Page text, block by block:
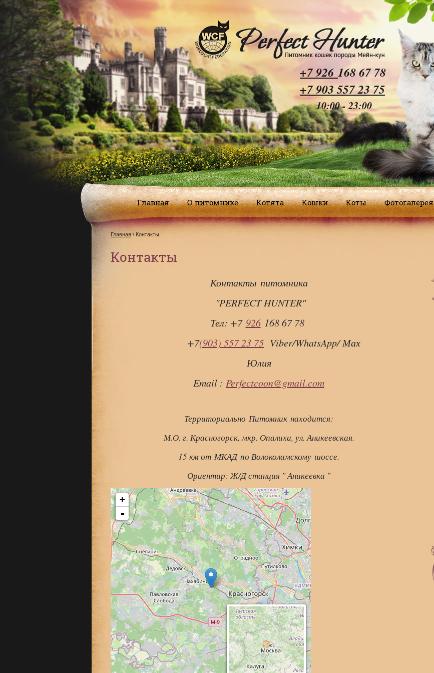
+7 926 168 67 78
+7 903 557 23 75
10:00 - 23:00
Главная О питомнике Котята Кошки Коты Фотогалерея
Главная \ Контакты
Контакты
Контакты питомника
"PERFECT HUNTER"
Тел: +7 926168 67 78
+7(903) 557 23 75 Viber/WhatsApp/ Мах
Юлия
Email : Perfectcoon@gmail.com
Территориально Питомник находится:
М.О. г. Красногорск, мкр. Опалиха, ул. Аникеевская.
15 км от МКАД по Волоколамскому шоссе.
Ориентир: Ж/Д станция " Аникеевка "